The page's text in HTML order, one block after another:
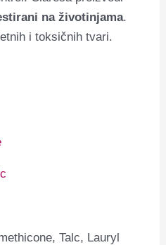
na životinjama.
i toksičnih tvari.
Talc, Lauryl